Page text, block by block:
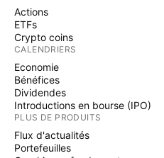
Actions
ETFs
Crypto coins
CALENDRIERS
Economie
Bénéfices
Dividendes
Introductions en bourse (IPO)
PLUS DE PRODUITS
Flux d'actualités
Portefeuilles